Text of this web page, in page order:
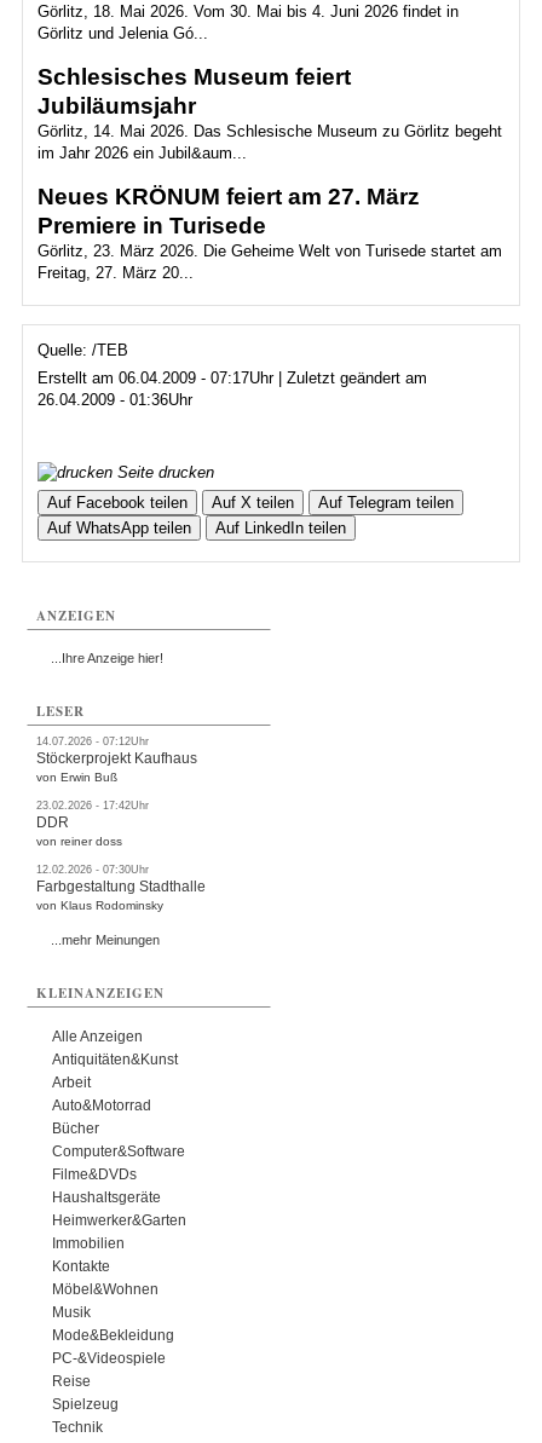
Görlitz, 18. Mai 2026. Vom 30. Mai bis 4. Juni 2026 findet in
Görlitz und Jelenia Gó...
Schlesisches Museum feiert
Jubiläumsjahr
Görlitz, 14. Mai 2026. Das Schlesische Museum zu Görlitz begeht
im Jahr 2026 ein Jubil&aum...
Neues KRÖNUM feiert am 27. März
Premiere in Turisede
Görlitz, 23. März 2026. Die Geheime Welt von Turisede startet am
Freitag, 27. März 20...
Quelle: /TEB
Erstellt am 06.04.2009 - 07:17Uhr | Zuletzt geändert am
26.04.2009 - 01:36Uhr
Seite drucken
Auf Facebook teilen
Auf X teilen
Auf Telegram teilen
Auf WhatsApp teilen
Auf LinkedIn teilen
ANZEIGEN
...Ihre Anzeige hier!
LESER
14.07.2026 - 07:12Uhr
Stöckerprojekt Kaufhaus
von Erwin Buß
23.02.2026 - 17:42Uhr
DDR
von reiner doss
12.02.2026 - 07:30Uhr
Farbgestaltung Stadthalle
von Klaus Rodominsky
...mehr Meinungen
KLEINANZEIGEN
Alle Anzeigen
Antiquitäten&Kunst
Arbeit
Auto&Motorrad
Bücher
Computer&Software
Filme&DVDs
Haushaltsgeräte
Heimwerker&Garten
Immobilien
Kontakte
Möbel&Wohnen
Musik
Mode&Bekleidung
PC-&Videospiele
Reise
Spielzeug
Technik